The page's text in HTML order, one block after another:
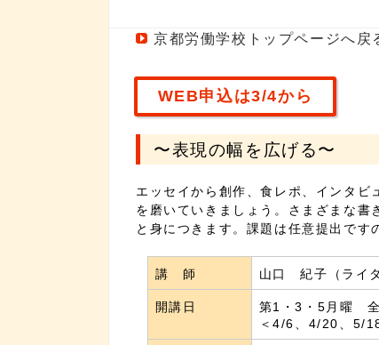
京都労働学校トップページへ戻
WEB申込は3/4から
〜表現の幅を広げる〜
エッセイから創作、食レポ、インタビ
を磨いていきましょう。さまざまな書
と身につきます。課題は任意提出です
講 師 山口 紀子（ライ
開講日
第1・3・5月曜
＜4/6、4/20、5/